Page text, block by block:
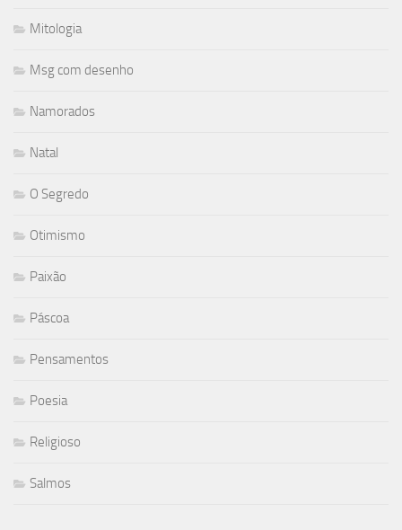
Mitologia
Msg com desenho
Namorados
Natal
O Segredo
Otimismo
Paixão
Páscoa
Pensamentos
Poesia
Religioso
Salmos